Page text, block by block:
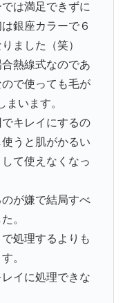
は満足できずに
銀座カラーで６
ました（笑）
熱線式なのであ
で使っても毛が
います。
キレイにするの
うと肌がかるい
て使えなくなっ
が嫌で結局すべ
。
処理するよりも
。
イに処理できな